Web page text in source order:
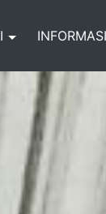
INFORMASI